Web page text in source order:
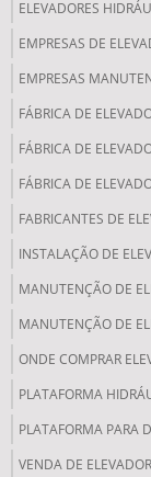
ELEVADORES
EMPRESAS DE
EMPRESAS
FÁBRICA DE
FÁBRICA DE
FÁBRICA DE
FABRICANTES DE
INSTALAÇÃO DE
MANUTENÇÃO DE
MANUTENÇÃO DE
ONDE COMPRAR
PLATAFORMA
PLATAFORMA PARA
VENDA DE